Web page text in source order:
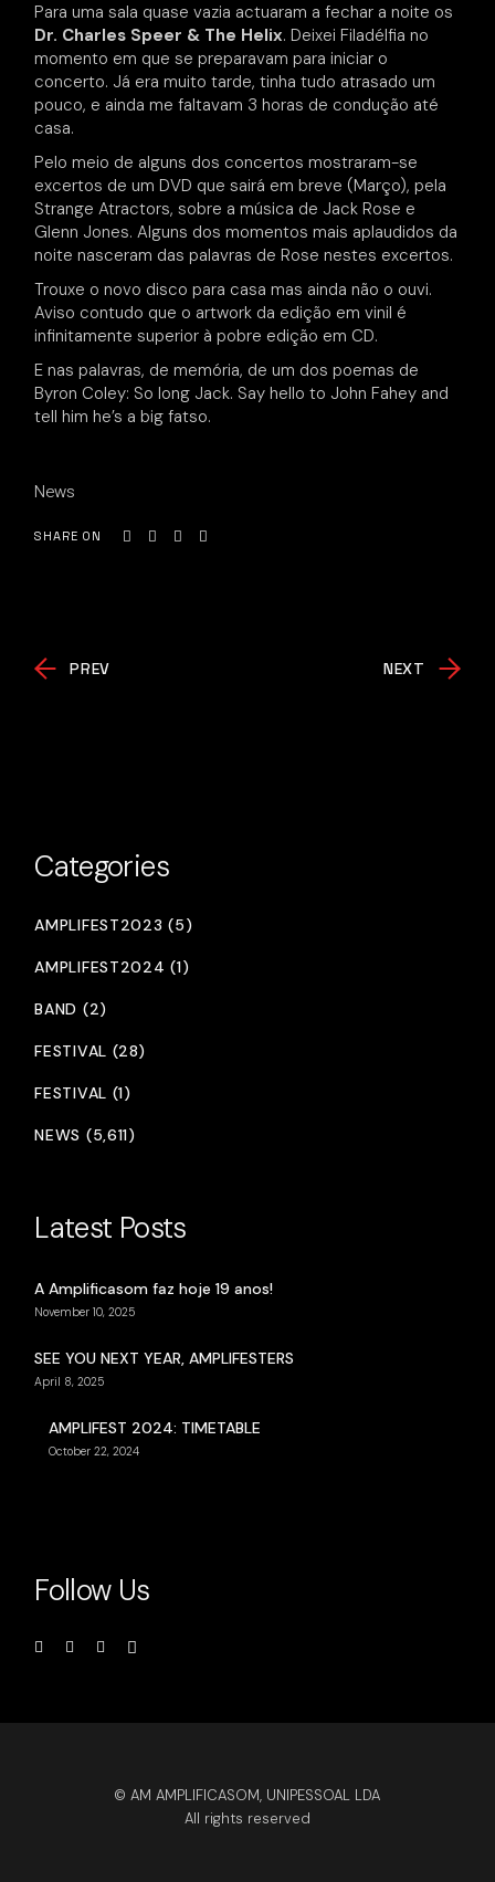
Para uma sala quase vazia actuaram a fechar a noite os
Dr. Charles Speer & The Helix. Deixei Filadélfia no
momento em que se preparavam para iniciar o
concerto. Já era muito tarde, tinha tudo atrasado um
pouco, e ainda me faltavam 3 horas de condução até
casa.
Pelo meio de alguns dos concertos mostraram-se
excertos de um DVD que sairá em breve (Março), pela
Strange Atractors, sobre a música de Jack Rose e
Glenn Jones. Alguns dos momentos mais aplaudidos da
noite nasceram das palavras de Rose nestes excertos.
Trouxe o novo disco para casa mas ainda não o ouvi.
Aviso contudo que o artwork da edição em vinil é
infinitamente superior à pobre edição em CD.
E nas palavras, de memória, de um dos poemas de
Byron Coley: So long Jack. Say hello to John Fahey and
tell him he’s a big fatso.
News
SHARE ON
PREV NEXT
Categories
AMPLIFEST2023 (5)
AMPLIFEST2024 (1)
BAND (2)
FESTIVAL (28)
FESTIVAL (1)
NEWS (5,611)
Latest Posts
A Amplificasom faz hoje 19 anos!
November 10, 2025
SEE YOU NEXT YEAR, AMPLIFESTERS
April 8, 2025
AMPLIFEST 2024: TIMETABLE
October 22, 2024
Follow Us
© AM AMPLIFICASOM, UNIPESSOAL LDA
All rights reserved